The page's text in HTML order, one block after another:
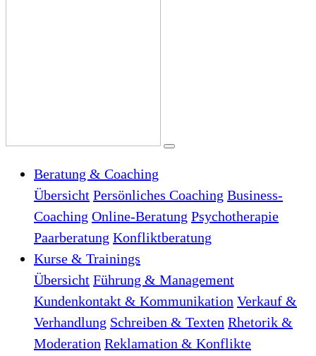
Beratung & Coaching
Übersicht Persönliches Coaching Business-
Coaching Online-Beratung Psychotherapie
Paarberatung Konfliktberatung
Kurse & Trainings
Übersicht Führung & Management
Kundenkontakt & Kommunikation Verkauf &
Verhandlung Schreiben & Texten Rhetorik &
Moderation Reklamation & Konflikte